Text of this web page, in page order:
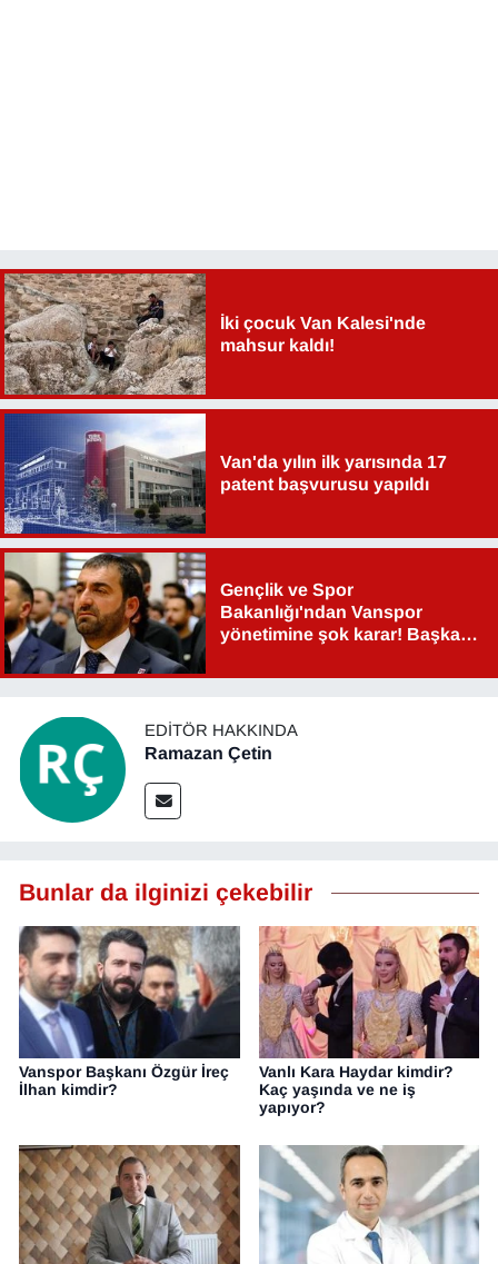
İki çocuk Van Kalesi'nde
mahsur kaldı!
Van'da yılın ilk yarısında 17
patent başvurusu yapıldı
Gençlik ve Spor
Bakanlığı'ndan Vanspor
yönetimine şok karar! Başkan
EDITÖR HAKKINDA
Ramazan Çetin
Bunlar da ilginizi çekebilir
Vanspor Başkanı Özgür İreç
İlhan kimdir?
Vanlı Kara Haydar kimdir?
Kaç yaşında ve ne iş
yapıyor?
YEREL